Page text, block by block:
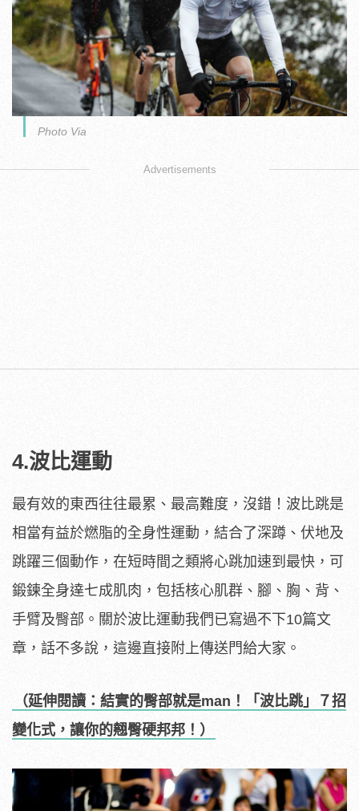
Photo Via
Advertisements
4.波比運動
最有效的東西往往最累、最高難度，沒錯！波比跳是
相當有益於燃脂的全身性運動，結合了深蹲、伏地及
跳躍三個動作，在短時間之類將心跳加速到最快，可
鍛鍊全身達七成肌肉，包括核心肌群、腳、胸、背、
手臂及臀部。關於波比運動我們已寫過不下10篇文
章，話不多說，這邊直接附上傳送門給大家。
（延伸閱讀：結實的臀部就是man！「波比跳」７招
變化式，讓你的翹臀硬邦邦！）